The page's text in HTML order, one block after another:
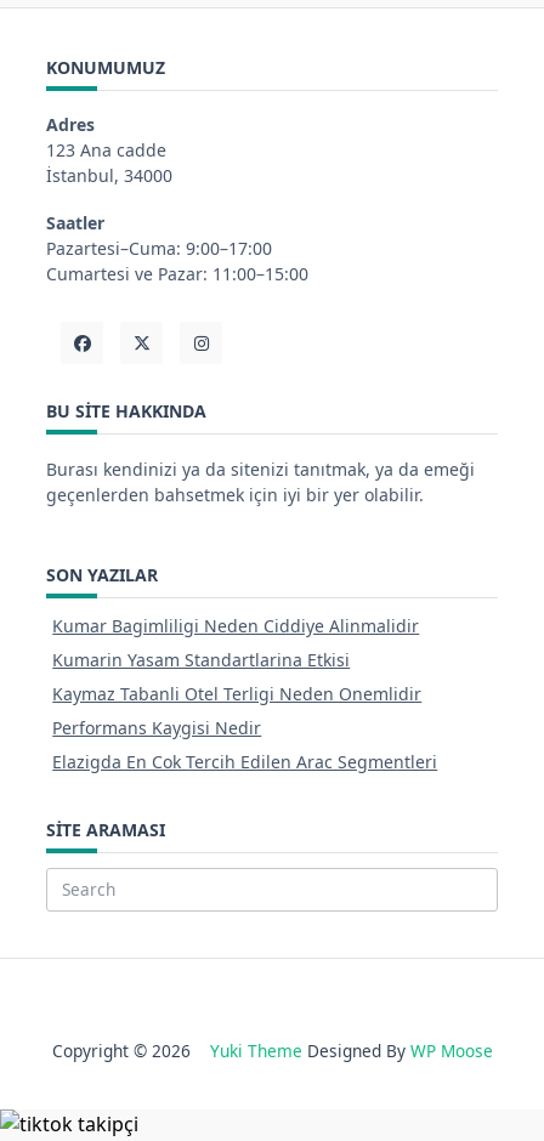
KONUMUMUZ
Adres
123 Ana cadde
İstanbul, 34000
Saatler
Pazartesi–Cuma: 9:00–17:00
Cumartesi ve Pazar: 11:00–15:00
BU SITE HAKKINDA
Burası kendinizi ya da sitenizi tanıtmak, ya da emeği
geçenlerden bahsetmek için iyi bir yer olabilir.
SON YAZILAR
Kumar Bagimliligi Neden Ciddiye Alinmalidir
Kumarin Yasam Standartlarina Etkisi
Kaymaz Tabanli Otel Terligi Neden Onemlidir
Performans Kaygisi Nedir
Elazigda En Cok Tercih Edilen Arac Segmentleri
SITE ARAMASI
Search
Copyright © 2026 Yuki Theme Designed By WP Moose